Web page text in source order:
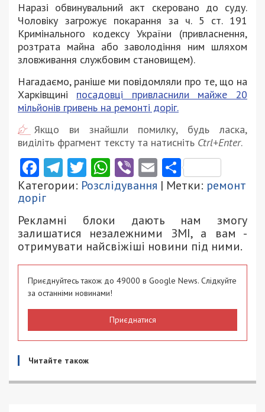
Наразі обвинувальний акт скеровано до суду.
Чоловіку загрожує покарання за ч. 5 ст. 191
Кримінального кодексу України (привласнення,
розтрата майна або заволодіння ним шляхом
зловживання службовим становищем).
Нагадаємо, раніше ми повідомляли про те, що на
Харківщині посадовці привласнили майже 20
мільйонів гривень на ремонті доріг.
Якщо ви знайшли помилку, будь ласка,
виділіть фрагмент тексту та натисніть Ctrl+Enter.
Facebook
Telegram
Twitter
WhatsApp
ViberEmail
Категории: Розслідування | Метки: ремонт
доріг
Рекламні блоки дають нам змогу
залишатися незалежними ЗМІ, а вам -
отримувати найсвіжіші новини під ними.
Приєднуйтесь також до 49000 в Google News. Слідкуйте
за останніми новинами!
Приєднатися
Читайте також